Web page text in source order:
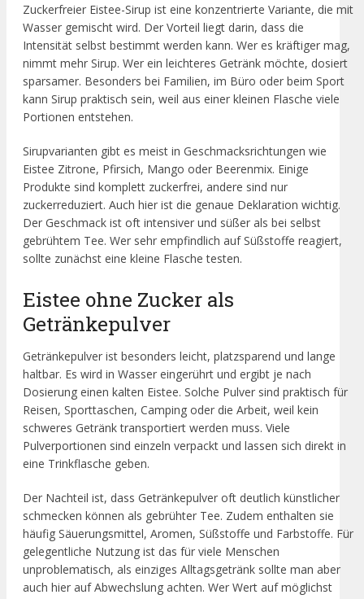
Zuckerfreier Eistee-Sirup ist eine konzentrierte Variante, die mit
Wasser gemischt wird. Der Vorteil liegt darin, dass die
Intensität selbst bestimmt werden kann. Wer es kräftiger mag,
nimmt mehr Sirup. Wer ein leichteres Getränk möchte, dosiert
sparsamer. Besonders bei Familien, im Büro oder beim Sport
kann Sirup praktisch sein, weil aus einer kleinen Flasche viele
Portionen entstehen.
Sirupvarianten gibt es meist in Geschmacksrichtungen wie
Eistee Zitrone, Pfirsich, Mango oder Beerenmix. Einige
Produkte sind komplett zuckerfrei, andere sind nur
zuckerreduziert. Auch hier ist die genaue Deklaration wichtig.
Der Geschmack ist oft intensiver und süßer als bei selbst
gebrühtem Tee. Wer sehr empfindlich auf Süßstoffe reagiert,
sollte zunächst eine kleine Flasche testen.
Eistee ohne Zucker als
Getränkepulver
Getränkepulver ist besonders leicht, platzsparend und lange
haltbar. Es wird in Wasser eingerührt und ergibt je nach
Dosierung einen kalten Eistee. Solche Pulver sind praktisch für
Reisen, Sporttaschen, Camping oder die Arbeit, weil kein
schweres Getränk transportiert werden muss. Viele
Pulverportionen sind einzeln verpackt und lassen sich direkt in
eine Trinkflasche geben.
Der Nachteil ist, dass Getränkepulver oft deutlich künstlicher
schmecken können als gebrühter Tee. Zudem enthalten sie
häufig Säuerungsmittel, Aromen, Süßstoffe und Farbstoffe. Für
gelegentliche Nutzung ist das für viele Menschen
unproblematisch, als einziges Alltagsgetränk sollte man aber
auch hier auf Abwechslung achten. Wer Wert auf möglichst